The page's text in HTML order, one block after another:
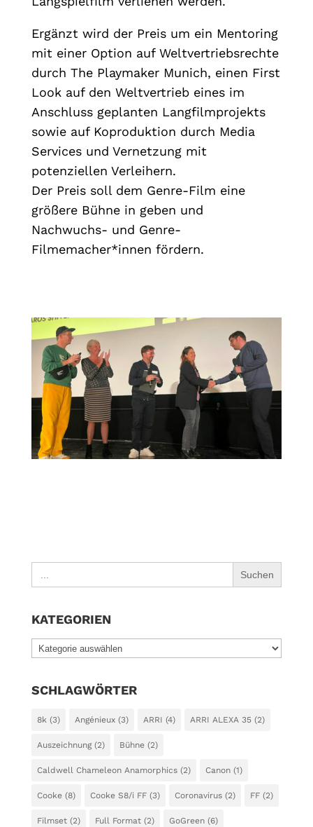
Ergänzt wird der Preis um ein Mentoring
mit einer Option auf Weltvertriebsrechte
durch The Playmaker Munich, einen First
Look auf den Weltvertrieb eines im
Anschluss geplanten Langfilmprojekts
sowie auf Koproduktion durch Media
Services und Vernetzung mit
potenziellen Verleihern.
Der Preis soll dem Genre-Film eine
größere Bühne in geben und
Nachwuchs- und Genre-
Filmemacher*innen fördern.
Search
for:
KATEGORIEN
KATEGORIEN
SCHLAGWÖRTER
8k(3) Angénieux(3) ARRI (4) ARRI ALEXA 35(2)
Auszeichnung(2) Bühne(2)
Caldwell Chameleon Anamorphics(2) Canon(1)
Cooke(8) Cooke S8/i FF(3) Coronavirus(2) FF(2)
Filmset(2) Full Format(2) GoGreen(6)